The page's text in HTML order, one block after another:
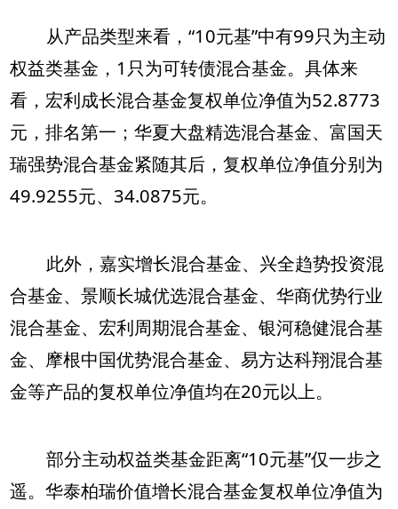
从产品类型来看，“10元基”中有99只为主动
权益类基金，1只为可转债混合基金。具体来
看，宏利成长混合基金复权单位净值为52.8773
元，排名第一；华夏大盘精选混合基金、富国天
瑞强势混合基金紧随其后，复权单位净值分别为
49.9255元、34.0875元。
此外，嘉实增长混合基金、兴全趋势投资混
合基金、景顺长城优选混合基金、华商优势行业
混合基金、宏利周期混合基金、银河稳健混合基
金、摩根中国优势混合基金、易方达科翔混合基
金等产品的复权单位净值均在20元以上。
部分主动权益类基金距离“10元基”仅一步之
遥。华泰柏瑞价值增长混合基金复权单位净值为